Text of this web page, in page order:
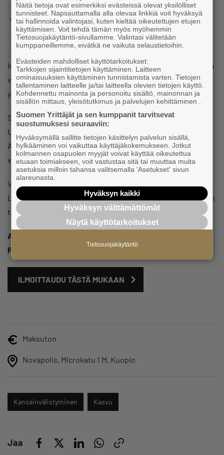
Kaleva 15.1.2025
Sa­vo­lais­yri­tys­ten pro­jek­tis­ta kasvoi en­nä­tys­suu­ri vien­
nin­edis­tä­mis­mat­ka Poh­jois-Ruot­siin – mi­nis­te­ri Tavio
antaa ve­to­apua, Lapin Kansa 15.1.2025
International Call -kansainvälistymispalvelu aloitti lentonsa
vuoden 2024 alussa ja mukana on yli 40 pohjoissavolaista
yritystä. Mitä palvelu tarjoaa ja kenelle se on suunnattu?
Seuraava kohdemarkkinamatka kohdistuu Puolaan ja
Ukrainan jälleenrakennusta vuoden 2026 alussa.
Aamuinfossa avaamme mitä Puolan ja Ukrainan markkinat
voivat pohjoissavolaisille yrityksille tarjota!
Voit osallistua tilaisuuteen paikan päällä tai etäyhteydellä.
Lähetämme Teams-linkin etäyhteydellä osallistuville ennen
tilaisuutta.
Aika:
Paikka:
Gastro, Novapolis, Microkatu 1 M, Kuopio
ILMOITTAUDU TÄSTÄ MUKAAN
Maksuton
Novapolis, Microkatu 1 M, Kuopio
Kansainvälistyminen Kasvu
Jaa
Näitä tietoja ovat esimerkiksi evästeissä olevat yksilölliset
tunnisteet. Napsauttamalla alla olevaa linkkiä voit hyväksyä
tai hallinnoida valintojasi, kuten kieltää oikeutettujen etujen
käyttämisen. Voit tehdä tämän myös myöhemmin
Tietosuojakäytäntö-sivullamme. Valintasi välitetään
kumppaneillemme, eivätkä ne vaikuta selaustietoihin.
Evästeiden mahdolliset käyttötarkoitukset:
Tarkkojen sijaintitietojen käyttäminen. Laitteen
ominaisuuksien käyttäminen tunnistamista varten. Tietojen
tallentaminen laitteelle ja/tai laitteella olevien tietojen käyttö.
Kohdennettu mainonta ja personoitu sisältö, mainonnan ja
sisällön mittaus, yleisötutkimus ja palvelujen kehittäminen .
Suomen Yrittäjät ja sen kumppanit tarvitsevat
suostumuksesi seuraaviin:
Hyväksymällä sallitte tietojen käsittelyn palvelun sisällä,
hylkääminen voi vaikuttaa käyttäjäkokemukseen. Jotkut
kolmannen osapuolen myyjät voivat käyttää oikeutettua
etuaan toimiakseen, voit vastustaa sitä tai muuttaa muita
asetuksia milloin tahansa valitsemalla 'Asetukset' sivun
alareunasta.
Hyväksyn kaikki
Hyväksyn välttämättömät
Näytä käyttötarkoitukset
Tietosuojakäytäntö